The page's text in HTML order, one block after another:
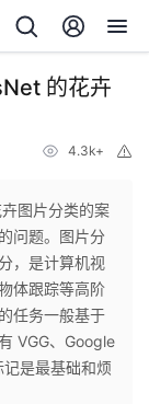
的花卉
4.3k+
图片分类的案
问题。图片分
，是计算机视
体跟踪等高阶
任务一般基于
VGG、Google
是最基础和烦